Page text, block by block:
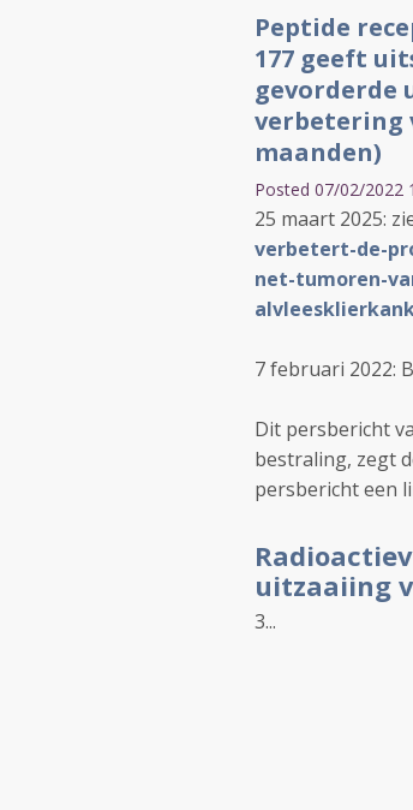
Peptide
177 geeft
gevorderde
verbetering
maanden)
Posted 07/02/2022
25 maart 2025:
verbetert-de-
net-tumoren-
7 februari 2022:
Dit persbericht
bestraling, zegt
persbericht een
uitzaaiing
3...